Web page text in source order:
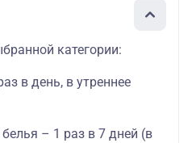
категории:
в день, в утреннее
– 1 раз в 7 дней (в